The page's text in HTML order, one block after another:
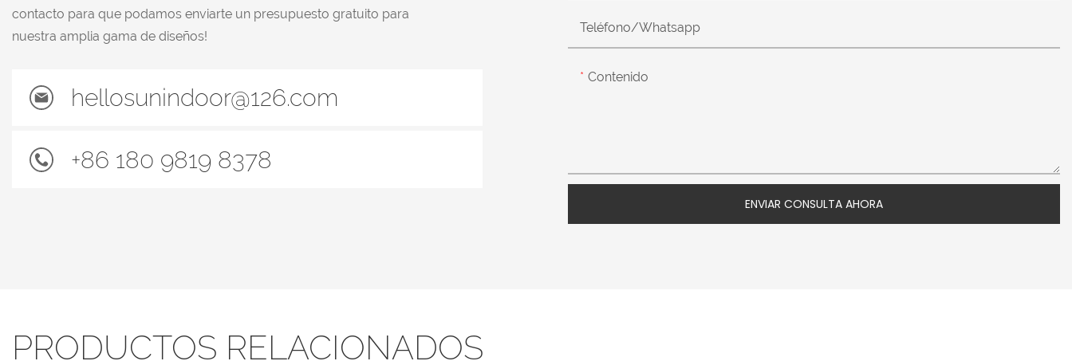
contacto para que podamos enviarte un presupuesto gratuito para
nuestra amplia gama de diseños!
hellosunindoor@126.com
+86 180 9819 8378
Teléfono/whatsapp
Contenido
ENVIAR CONSULTA AHORA
PRODUCTOS RELACIONADOS